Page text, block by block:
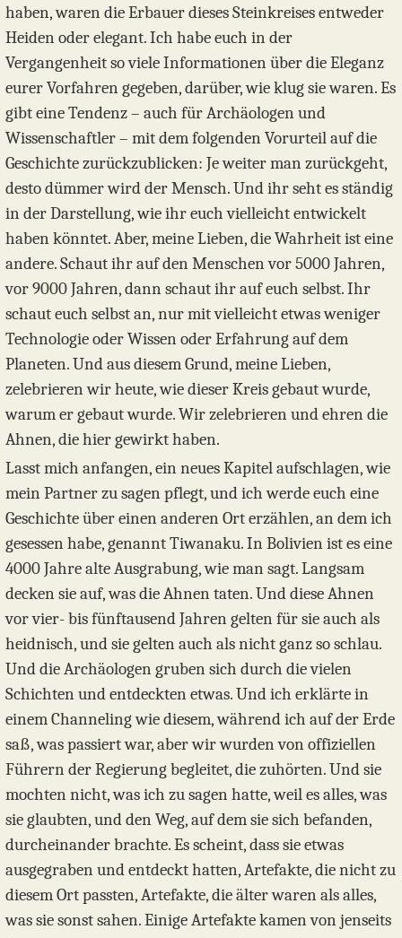
haben, waren die Erbauer dieses Steinkreises entweder
Heiden oder elegant. Ich habe euch in der
Vergangenheit so viele Informationen über die Eleganz
eurer Vorfahren gegeben, darüber, wie klug sie waren. Es
gibt eine Tendenz – auch für Archäologen und
Wissenschaftler – mit dem folgenden Vorurteil auf die
Geschichte zurückzublicken: Je weiter man zurückgeht,
desto dümmer wird der Mensch. Und ihr seht es ständig
in der Darstellung, wie ihr euch vielleicht entwickelt
haben könntet. Aber, meine Lieben, die Wahrheit ist eine
andere. Schaut ihr auf den Menschen vor 5000 Jahren,
vor 9000 Jahren, dann schaut ihr auf euch selbst. Ihr
schaut euch selbst an, nur mit vielleicht etwas weniger
Technologie oder Wissen oder Erfahrung auf dem
Planeten. Und aus diesem Grund, meine Lieben,
zelebrieren wir heute, wie dieser Kreis gebaut wurde,
warum er gebaut wurde. Wir zelebrieren und ehren die
Ahnen, die hier gewirkt haben.
Lasst mich anfangen, ein neues Kapitel aufschlagen, wie
mein Partner zu sagen pflegt, und ich werde euch eine
Geschichte über einen anderen Ort erzählen, an dem ich
gesessen habe, genannt Tiwanaku. In Bolivien ist es eine
4000 Jahre alte Ausgrabung, wie man sagt. Langsam
decken sie auf, was die Ahnen taten. Und diese Ahnen
vor vier- bis fünftausend Jahren gelten für sie auch als
heidnisch, und sie gelten auch als nicht ganz so schlau.
Und die Archäologen gruben sich durch die vielen
Schichten und entdeckten etwas. Und ich erklärte in
einem Channeling wie diesem, während ich auf der Erde
saß, was passiert war, aber wir wurden von offiziellen
Führern der Regierung begleitet, die zuhörten. Und sie
mochten nicht, was ich zu sagen hatte, weil es alles, was
sie glaubten, und den Weg, auf dem sie sich befanden,
durcheinander brachte. Es scheint, dass sie etwas
ausgegraben und entdeckt hatten, Artefakte, die nicht zu
diesem Ort passten, Artefakte, die älter waren als alles,
was sie sonst sahen. Einige Artefakte kamen von jenseits